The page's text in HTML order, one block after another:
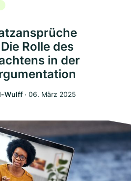
Rolle des
in der
Wulff ‧ 06. März 2025